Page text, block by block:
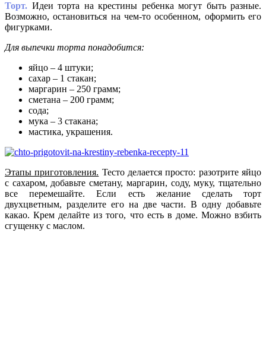
Торт. Идеи торта на крестины ребенка могут быть разные.
Возможно, остановиться на чем-то особенном, оформить его
фигурками.
Для выпечки торта понадобится:
яйцо – 4 штуки;
сахар – 1 стакан;
маргарин – 250 грамм;
сметана – 200 грамм;
сода;
мука – 3 стакана;
мастика, украшения.
Этапы приготовления. Тесто делается просто: разотрите яйцо
с сахаром, добавьте сметану, маргарин, соду, муку, тщательно
все перемешайте. Если есть желание сделать торт
двухцветным, разделите его на две части. В одну добавьте
какао. Крем делайте из того, что есть в доме. Можно взбить
сгущенку с маслом.